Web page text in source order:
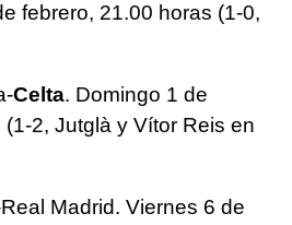
febrero, 21.00 horas (1-0,
Celta. Domingo 1 de
2, Jutglà y Vítor Reis en
Madrid. Viernes 6 de